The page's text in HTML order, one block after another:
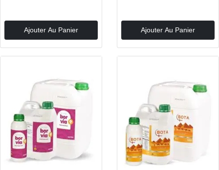
Ajouter Au Panier Ajouter Au Panier